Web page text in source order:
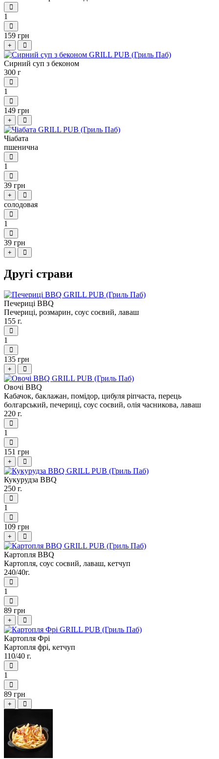
1
159 грн
+
Сирний суп з беконом
300 г
1
149 грн
+
Чіабата
пшенична
1
39 грн
+
солодовая
1
39 грн
+
Другі страви
Печериці BBQ
Печериці, розмарин, соус соєвий, лаваш
155 г.
1
135 грн
+
Овочі BBQ
Кабачок, баклажан, помідор, цибуля ріпчаста, перець
болгарський, печериці, соус соєвий, олія часникова, лаваш
220 г.
1
151 грн
+
Кукурудза BBQ
250 г.
1
109 грн
+
Картопля BBQ
Картопля, соус соєвий, лаваш, кетчуп
240/40г.
1
89 грн
+
Картопля Фрі
Картопля фрі, кетчуп
110/40 г.
1
89 грн
+